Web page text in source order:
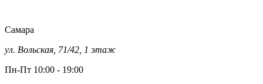
Самара
ул. Вольская, 71/42, 1 этаж
Пн-Пт 10:00 - 19:00